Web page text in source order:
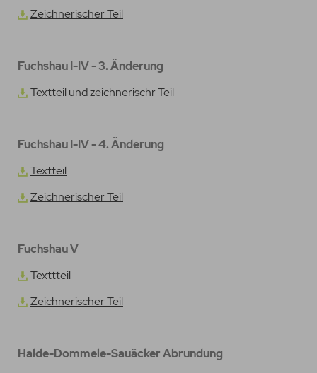
Zeichnerischer Teil
Fuchshau I-IV - 3. Änderung
Textteil und zeichnerischr Teil
Fuchshau I-IV - 4. Änderung
Textteil
Zeichnerischer Teil
Fuchshau V
Texttteil
Zeichnerischer Teil
Halde-Dommele-Sauäcker Abrundung